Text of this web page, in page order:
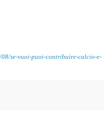
se-vuoi-puoi-contribuire-calcio-e-